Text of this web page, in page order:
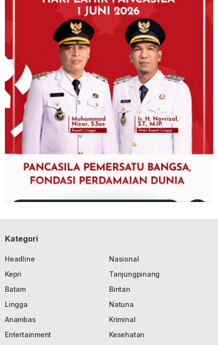
Kategori
Headline
Nasional
Kepri
Tanjungpinang
Batam
Bintan
Lingga
Natuna
Anambas
Kriminal
Entertainment
Kesehatan